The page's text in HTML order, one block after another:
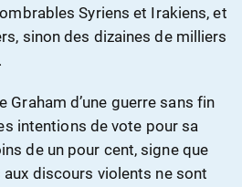
Syriens et Irakiens, et
sinon des dizaines de milliers
Graham d’une guerre sans fin
intentions de vote pour sa
de un pour cent, signe que
discours violents ne sont